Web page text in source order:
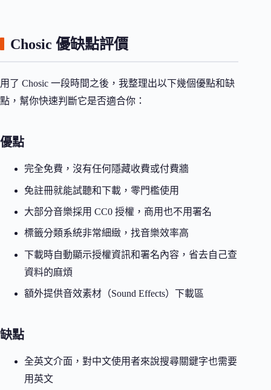
Chosic 優缺點評價
用了 Chosic 一段時間之後，我整理出以下幾個優點和缺
點，幫你快速判斷它是否適合你：
優點
完全免費，沒有任何隱藏收費或付費牆
免註冊就能試聽和下載，零門檻使用
大部分音樂採用 CC0 授權，商用也不用署名
標籤分類系統非常細緻，找音樂效率高
下載時自動顯示授權資訊和署名內容，省去自己查
資料的麻煩
額外提供音效素材（Sound Effects）下載區
缺點
全英文介面，對中文使用者來說搜尋關鍵字也需要
用英文